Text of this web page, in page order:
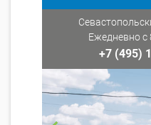
Ежедневно с
+7 (495)